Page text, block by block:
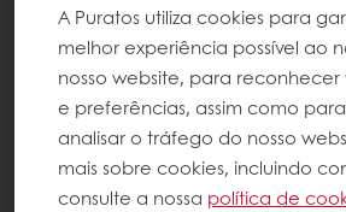
A Puratos utiliza cookies para
melhor experiência possível ao
nosso website, para reconhecer
e preferências, assim como
analisar o tráfego do nosso
mais sobre cookies, incluindo
consulte a nossa política de